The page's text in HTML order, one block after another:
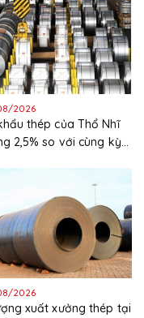
2026
thép của Thổ Nhĩ
2,5% so với cùng kỳ
2026
xuất xưởng thép tại